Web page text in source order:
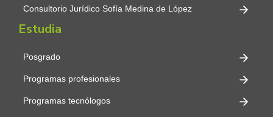
Consultorio Jurídico Sofía Medina de López
Estudia
Posgrado
Programas profesionales
Programas tecnólogos